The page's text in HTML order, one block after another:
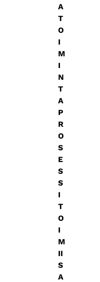
A
T
O
I
M
I
N
T
A
P
R
O
S
E
S
S
I
T
O
I
M
II
S
A